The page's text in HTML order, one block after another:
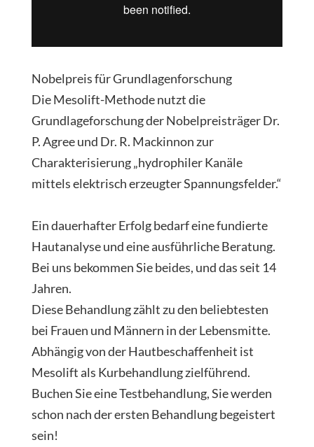
Nobelpreis für Grundlagenforschung
Die Mesolift-Methode nutzt die
Grundlageforschung der Nobelpreisträger Dr.
P. Agree und Dr. R. Mackinnon zur
Charakterisierung „hydrophiler Kanäle
mittels elektrisch erzeugter Spannungsfelder.“
Ein dauerhafter Erfolg bedarf eine fundierte
Hautanalyse und eine ausführliche Beratung.
Bei uns bekommen Sie beides, und das seit 14
Jahren.
Diese Behandlung zählt zu den beliebtesten
bei Frauen und Männern in der Lebensmitte.
Abhängig von der Hautbeschaffenheit ist
Mesolift als Kurbehandlung zielführend.
Buchen Sie eine Testbehandlung, Sie werden
schon nach der ersten Behandlung begeistert
sein!